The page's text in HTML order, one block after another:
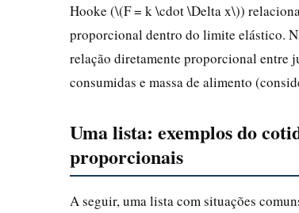
Hooke (\(F = k \cdot \Delta x\))
proporcional dentro do limite elástico.
relação diretamente proporcional entre
consumidas e massa de alimento
Uma lista: exemplos do
proporcionais
A seguir, uma lista com situações